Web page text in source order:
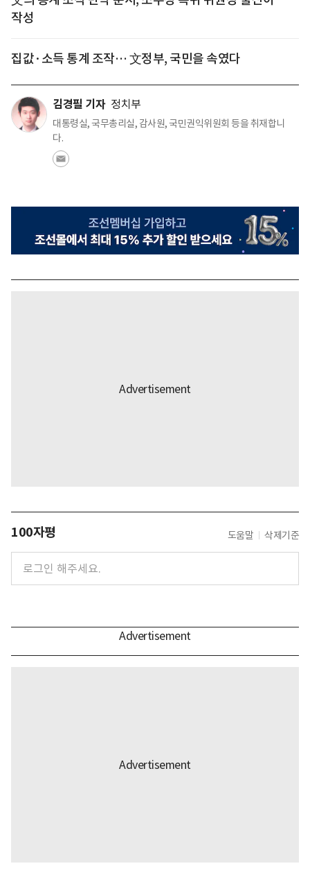
작성
집값·소득 통계 조작… 文정부, 국민을 속였다
김경필 기자 정치부
대통령실, 국무총리실, 감사원, 국민권익위원회 등을 취재합니
다.
100자평 도움말 삭제기준